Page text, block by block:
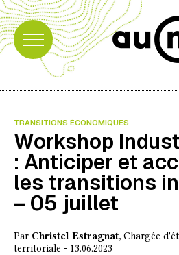
TRANSITIONS ÉCONOMIQUES
Workshop
: Anticiper et
les transitions
– 05 juillet
Par Christel Estragnat, Chargée
territoriale - 13.06.2023